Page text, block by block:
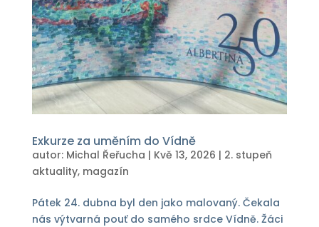
Exkurze za uměním do Vídně
autor: Michal Řeřucha | Kvě 13, 2026 | 2. stupeň
aktuality, magazín
Pátek 24. dubna byl den jako malovaný. Čekala
nás výtvarná pouť do samého srdce Vídně. Žáci